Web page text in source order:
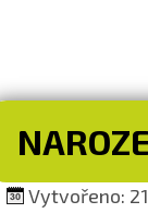
Vytvořeno: